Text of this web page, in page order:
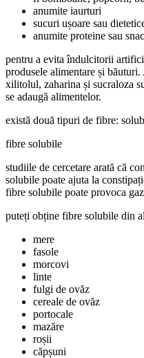
anumite iaurturi
sucuri ușoare sau
anumite proteine sau
pentru a evita îndulcitorii
produsele alimentare și
xilitolul, zaharina și sucraloza
se adaugă alimentelor.
există două tipuri de fibre:
fibre solubile
studiile de cercetare arată că
solubile poate ajuta la
fibre solubile poate provoca
puteți obține fibre solubile din
mere
fasole
morcovi
linte
fulgi de ovăz
cereale de ovăz
portocale
mazăre
roșii
căpșuni